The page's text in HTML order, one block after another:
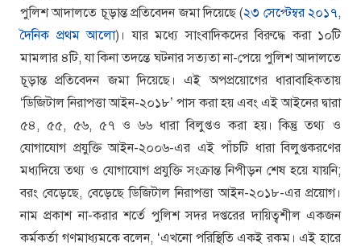
পুলিশ আদালতে চূড়ান্ত প্রতিবেদন জমা দিয়েছে (২৩ সেপ্টেম্বর ২০১৭,
দৈনিক প্রথম আলো)। যার মধ্যে সাংবাদিকদের বিরুদ্ধে করা ১০টি
মামলার ৪টি, যা কিনা তদন্তে ঘটনার সত্যতা না-পেয়ে পুলিশ আদালতে
চূড়ান্ত প্রতিবেদন জমা দিয়েছে। এই অপপ্রয়োগের ধারাবাহিকতায়
‘ডিজিটাল নিরাপত্তা আইন-২০১৮’ পাস করা হয় এবং এই আইনের দ্বারা
৫৪, ৫৫, ৫৬, ৫৭ ও ৬৬ ধারা বিলুপ্তও করা হয়। কিন্তু তথ্য ও
যোগাযোগ প্রযুক্তি আইন-২০০৬-এর এই পাঁচটি ধারা বিলুপ্তকরণের
মধ্যদিয়ে তথ্য ও যোগাযোগ প্রযুক্তি সংক্রান্ত নিপীড়ন শেষ হয়ে যায়নি;
বরং বেড়েছে, বেড়েছে ডিজিটাল নিরাপত্তা আইন-২০১৮-এর প্রয়োগ।
নাম প্রকাশ না-করার শর্তে পুলিশ সদর দপ্তরের দায়িত্বশীল একজন
কর্মকর্তা গণমাধ্যমকে বলেন, ‘এখনো পরিস্থিতি একই রকম। এই হারে